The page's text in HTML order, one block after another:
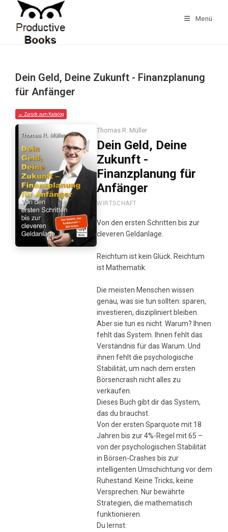
springen
Menü
Dein Geld, Deine Zukunft - Finanzplanung
für Anfänger
← Zurück zum Katalog
Thomas R. Müller
Dein Geld, Deine
Zukunft -
Finanzplanung für
Anfänger
WIRTSCHAFT
Von den ersten Schritten bis zur
cleveren Geldanlage.
Reichtum ist kein Glück. Reichtum
ist Mathematik.
Die meisten Menschen wissen
genau, was sie tun sollten: sparen,
investieren, diszipliniert bleiben.
Aber sie tun es nicht. Warum? Ihnen
fehlt das System. Ihnen fehlt das
Verständnis für das Warum. Und
ihnen fehlt die psychologische
Stabilität, um nach dem ersten
Börsencrash nicht alles zu
verkaufen.
Dieses Buch gibt dir das System,
das du brauchst.
Von der ersten Sparquote mit 18
Jahren bis zur 4%-Regel mit 65 –
von der psychologischen Stabilität
in Börsen-Crashes bis zur
intelligenten Umschichtung vor dem
Ruhestand. Keine Tricks, keine
Versprechen. Nur bewährte
Strategien, die mathematisch
funktionieren.
Du lernst: